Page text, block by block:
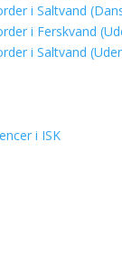
i Saltvand
i Ferskvand
i Saltvand
i ISK